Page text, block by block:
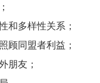
多样性关系；
同盟者利益；
朋友；